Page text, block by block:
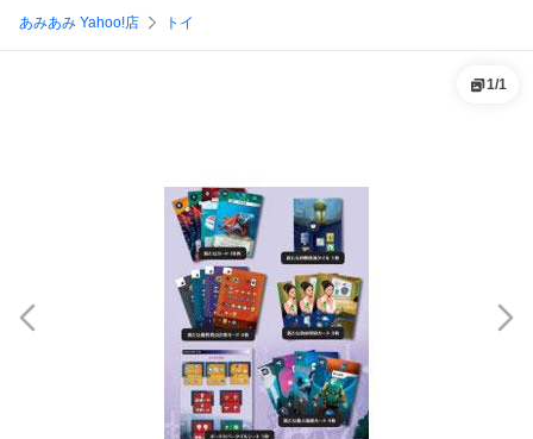
あみあみ Yahoo!店 トイ
1/1